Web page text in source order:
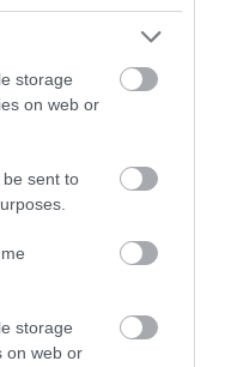
storage
on web or
sent to
storage
on web or
uniós előírások
ki, hogy a
ki külön díjakat az
így Reyna szerint
javára
is tény, hogy az
a légitársaságok
mentesen
hogy
e